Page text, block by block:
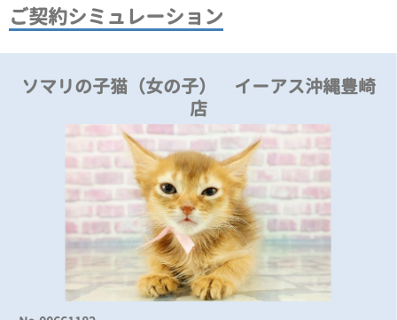
ご契約シミュレーション
ソマリの子猫（女の子） イーアス沖縄豊崎
店